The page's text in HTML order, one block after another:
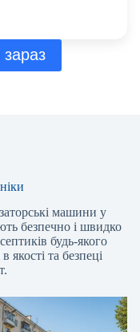
машини у
безпечно і швидко
будь-якого
якості та безпеці